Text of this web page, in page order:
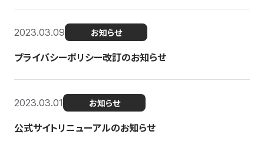
2023.03.09 お知らせ
プライバシーポリシー改訂のお知らせ
2023.03.01 お知らせ
公式サイトリニューアルのお知らせ